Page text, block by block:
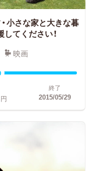
小さな家と大きな暮
してください！
映画
円
終了
2015/05/29